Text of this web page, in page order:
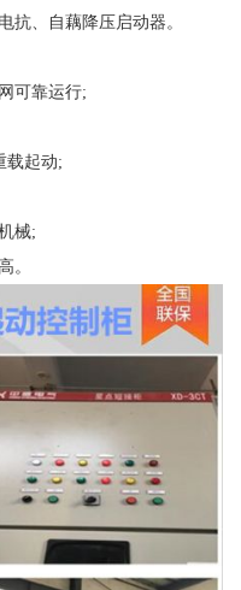
抗、自藕降压启动器。
可靠运行;
载起动;
械;
。